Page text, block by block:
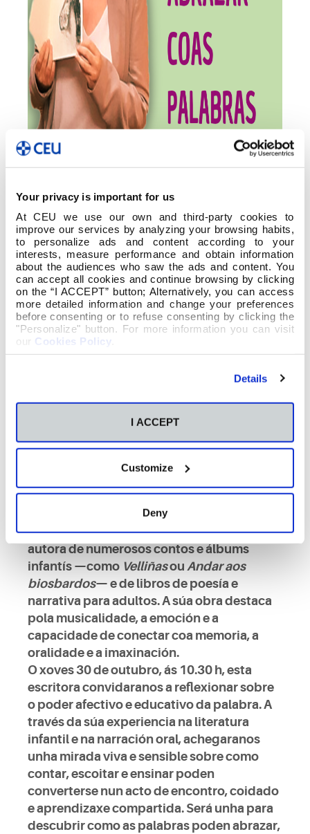
Your privacy is important for us
At CEU we use our own and third-party cookies to
improve our services by analyzing your browsing habits,
to personalize ads and content according to your
interests, measure performance and obtain information
about the audiences who saw the ads and content. You
can accept all cookies and continue browsing by clicking
on the “I ACCEPT” button; Alternatively, you can access
more detailed information and change your preferences
before consenting or to refuse consenting by clicking the
"Personalize" button. For more information you can visit
our Cookies Policy
Details
I ACCEPT
Customize
Deny
Charo Pita (A Coruña, 1966) é unha das
voces máis destacadas da narración oral
combina a creación literaria coa palabra
dita en escena, levando as súas historias a
festivais e escolas de todo o mundo. É
autora de numerosos contos e álbums
infantís —como VelliñasouAndar aos
biosbardos— e de libros de poesía e
narrativa para adultos. A súa obra destaca
pola musicalidade, a emoción e a
capacidade de conectar coa memoria, a
oralidade e a imaxinación.
O xoves30 de outubro, ás 10.30 h, esta
escritora convidaranos a reflexionar sobre
o poder afectivo e educativo da palabra. A
través da súa experiencia na literatura
infantil e na narración oral, achegaranos
unha mirada viva e sensible sobre como
contar, escoitar e ensinar poden
converterse nun acto de encontro, coidado
e aprendizaxe compartida. Será unha para
descubrir como as palabras poden abrazar,